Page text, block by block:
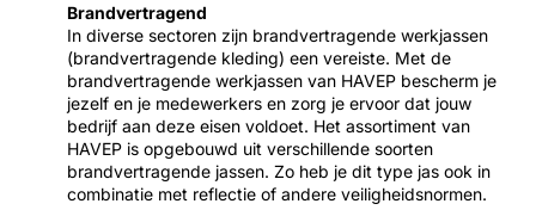
Brandvertragend
In diverse sectoren zijn brandvertragende werkjassen
(brandvertragende kleding) een vereiste. Met de
brandvertragende werkjassen van HAVEP bescherm je
jezelf en je medewerkers en zorg je ervoor dat jouw
bedrijf aan deze eisen voldoet. Het assortiment van
HAVEP is opgebouwd uit verschillende soorten
brandvertragende jassen. Zo heb je dit type jas ook in
combinatie met reflectie of andere veiligheidsnormen.